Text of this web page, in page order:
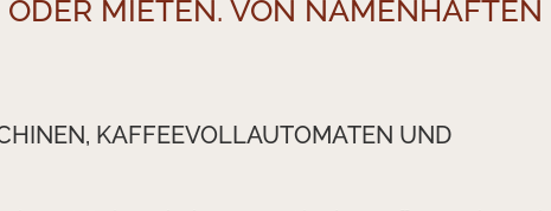
MIETEN. VON NAMENHAFTEN
KAFFEEVOLLAUTOMATEN UND